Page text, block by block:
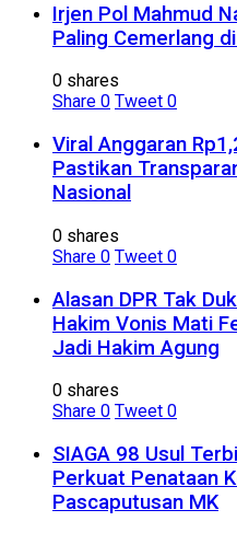
Irjen Pol Mahmud
Paling Cemerlang
0 shares
Share 0 Tweet 0
Viral Anggaran
Pastikan
Nasional
0 shares
Share 0 Tweet 0
Alasan DPR Tak
Hakim Vonis Mati
Jadi Hakim Agung
0 shares
Share 0 Tweet 0
SIAGA 98 Usul
Perkuat Penataan
Pascaputusan MK